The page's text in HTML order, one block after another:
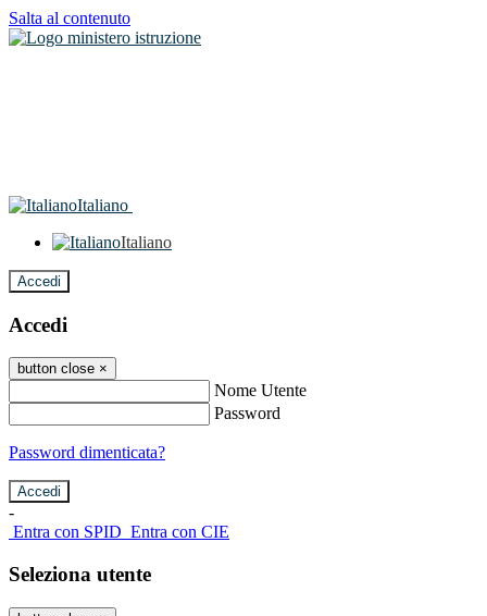
Salta al contenuto
Italiano
Italiano
Accedi
Accedi
button close ×
Nome Utente
Password
Password dimenticata?
-
Entra con SPID Entra con CIE
Seleziona utente